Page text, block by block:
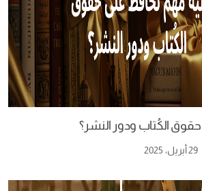
الكُتاب ودور النشر؟
29 أبريل، 2025